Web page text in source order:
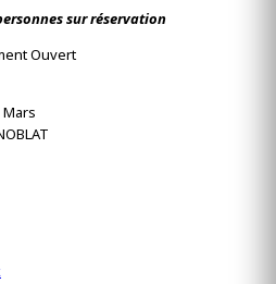
sur réservation
Ouvert